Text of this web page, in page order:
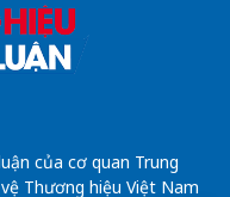
của cơ quan Trung
Thương hiệu Việt Nam